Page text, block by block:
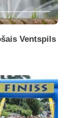
Ventspils